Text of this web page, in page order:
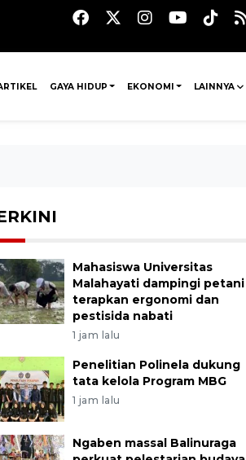
GAYA HIDUP EKONOMI LAINNYA
Mahasiswa Universitas
Malahayati dampingi petani
terapkan ergonomi dan
pestisida nabati
1 jam lalu
Penelitian Polinela dukung
tata kelola Program MBG
1 jam lalu
Ngaben massal Balinuraga